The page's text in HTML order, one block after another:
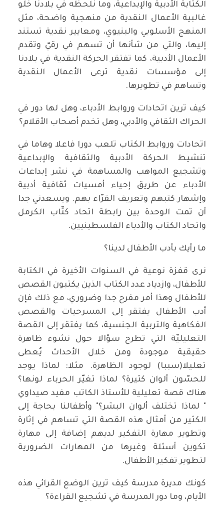
الكتابة الأدبية والإبداعية، وما نلحظه في بلادنا خلّو
غالبية الأعمال النقدية من منهجية واضحة، مثل
المنهج الأسلوبي والبنيوي، ومعايير نقدية تستند
إليها، والتي من شأنها أن تسهم في رقيّ وتقدم
الأعمال الأدبية، كما تفتقر الحركة النقدية في بلادنا
إلى مؤسسات نقدية ترعى الأعمال النقدية
وتساهم في تطويرها.
كيف ترين اتحادات وروابط الأدباء، وهل لها دور في
الحراك الثقافي والأدبي، وهل تخدم أصحاب الأقلام؟
اتحادات وروابط الكتاب تلعب دورا فاعلا وهاما في
تنشيط الحركة الأدبية والثقافية والإبداعية
وتشجيع المواهب والمساهمة في نشر إبداعات
الأدباء عن طريق إحياء أمسيات ثقافية أدبية
وإشهار كتبهم وتعريف القرّاء بهم. ويسعدني جدا
أن تمت الوحدة بين رابطة اتحاد كتّاب الكرمل
واتحاد الكتاب والأدباء الفلسطينيين.
ما رأيك بأدب الأطفال لدينا؟
نرى قفزة نوعية في السنوات الأخيرة في الكتابة
للأطفال، وازدياد عدد الكتاب الذين يكتبون القصص
للأطفال وهذا أمر مفرح جدا وضروري، مع ذلك فإن
أدب الأطفال يفتقر إلى المسرحيات والقصص
الفكاهية والتربية الجنسية، كما يفتقر إلى القصة
التعليليّة التي تطرح سؤالا حول نشوء ظاهرة
حقيقية موجودة ومن خلال الأحداث يُعطى
تعليلا(سببا) لوجود الظاهرة. مثلا: لماذا يوجد
للحسّون ألوان كثيرة؟ لماذا تغيّر الحرباء لونها؟
هناك قصة تعليلية للأستاذ الكاتب مفيد صيداوي
" لماذا تختلف ألوان البشر؟" وأطفالنا بحاجة إلى
الكثير من أمثال هذه القصة التي تساهم في إثارة
وتطوير مهارة التفكير لديهم إضافة إلى مهارة
تكوين أسئلة وغيرها من المهارات الضرورية
لتطوير تفكير الأطفال.
كونك مديرة مدرسة كيف ترين الوضع القرائي هذه
الأيام، وما دور المدرسة في تشجيع القراءة؟